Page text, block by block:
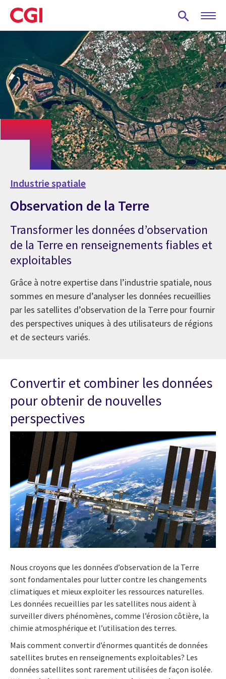
Skip
to
main
Industrie spatiale
Observation de la Terre
Transformer les données d’observation
de la Terre en renseignements fiables et
exploitables
Grâce à notre expertise dans l’industrie spatiale, nous
sommes en mesure d’analyser les données recueillies
par les satellites d’observation de la Terre pour fournir
des perspectives uniques à des utilisateurs de régions
et de secteurs variés.
Convertir et combiner les données
pour obtenir de nouvelles
perspectives
Nous croyons que les données d’observation de la Terre
sont fondamentales pour lutter contre les changements
climatiques et mieux exploiter les ressources naturelles.
Les données recueillies par les satellites nous aident à
surveiller divers phénomènes, comme l’érosion côtière, la
chimie atmosphérique et l’utilisation des terres.
Mais comment convertir d’énormes quantités de données
satellites brutes en renseignements exploitables? Les
données satellites sont rarement utilisées de façon isolée.